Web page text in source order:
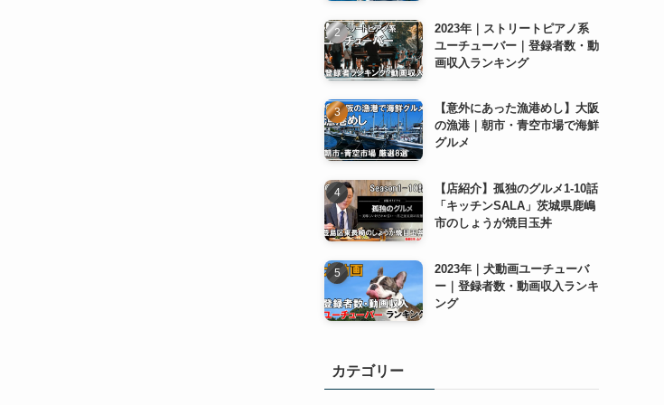
2023年｜ストリートピアノ系
ユーチューバー｜登録者数・動
画収入ランキング
【意外にあった漁港めし】大阪
の漁港｜朝市・青空市場で海鮮
グルメ
【店紹介】孤独のグルメ1-10話
「キッチンSALA」茨城県鹿嶋
市のしょうが焼目玉丼
2023年｜犬動画ユーチューバ
ー｜登録者数・動画収入ランキ
ング
カテゴリー